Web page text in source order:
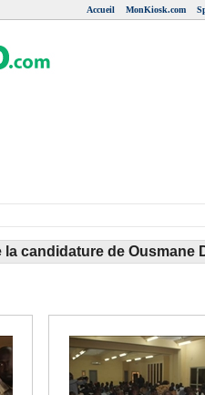
Accueil MonKiosk.com
candidature de Ousmane